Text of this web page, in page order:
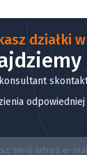
działki